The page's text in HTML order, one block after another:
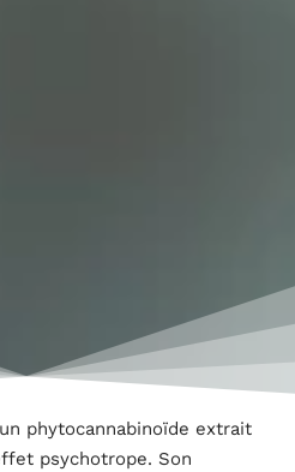
phytocannabinoïde extrait
psychotrope. Son